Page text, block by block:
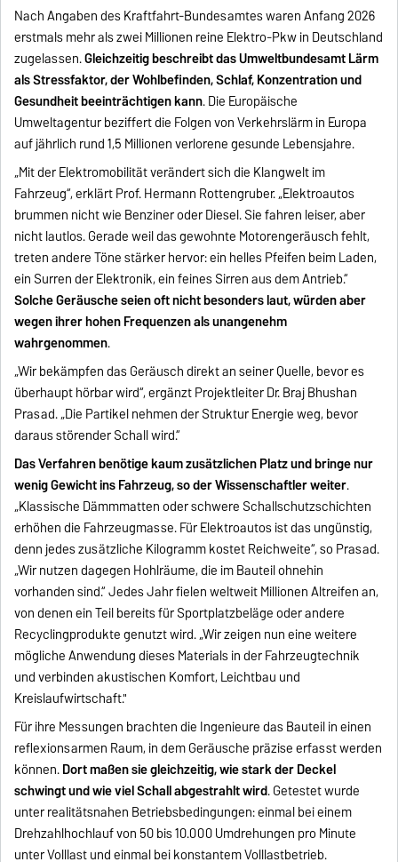
Nach Angaben des Kraftfahrt-Bundesamtes waren Anfang 2026
erstmals mehr als zwei Millionen reine Elektro-Pkw in Deutschland
zugelassen.Gleichzeitig beschreibt das Umweltbundesamt Lärm
als Stressfaktor, der Wohlbefinden, Schlaf, Konzentration und
Gesundheit beeinträchtigen kann. Die Europäische
Umweltagentur beziffert die Folgen von Verkehrslärm in Europa
auf jährlich rund 1,5 Millionen verlorene gesunde Lebensjahre.
„Mit der Elektromobilität verändert sich die Klangwelt im
Fahrzeug“, erklärt Prof. Hermann Rottengruber. „Elektroautos
brummen nicht wie Benziner oder Diesel. Sie fahren leiser, aber
nicht lautlos. Gerade weil das gewohnte Motorengeräusch fehlt,
treten andere Töne stärker hervor: ein helles Pfeifen beim Laden,
ein Surren der Elektronik, ein feines Sirren aus dem Antrieb.“
Solche Geräusche seien oft nicht besonders laut, würden aber
wegen ihrer hohen Frequenzen als unangenehm
wahrgenommen.
„Wir bekämpfen das Geräusch direkt an seiner Quelle, bevor es
überhaupt hörbar wird“, ergänzt Projektleiter Dr. Braj Bhushan
Prasad. „Die Partikel nehmen der Struktur Energie weg, bevor
daraus störender Schall wird.“
Das Verfahren benötige kaum zusätzlichen Platz und bringe nur
wenig Gewicht ins Fahrzeug, so der Wissenschaftler weiter.
„Klassische Dämmmatten oder schwere Schallschutzschichten
erhöhen die Fahrzeugmasse. Für Elektroautos ist das ungünstig,
denn jedes zusätzliche Kilogramm kostet Reichweite“, so Prasad.
„Wir nutzen dagegen Hohlräume, die im Bauteil ohnehin
vorhanden sind.“ Jedes Jahr fielen weltweit Millionen Altreifen an,
von denen ein Teil bereits für Sportplatzbeläge oder andere
Recyclingprodukte genutzt wird. „Wir zeigen nun eine weitere
mögliche Anwendung dieses Materials in der Fahrzeugtechnik
und verbinden akustischen Komfort, Leichtbau und
Kreislaufwirtschaft."
Für ihre Messungen brachten die Ingenieure das Bauteil in einen
reflexionsarmen Raum, in dem Geräusche präzise erfasst werden
können.Dort maßen sie gleichzeitig, wie stark der Deckel
schwingt und wie viel Schall abgestrahlt wird. Getestet wurde
unter realitätsnahen Betriebsbedingungen: einmal bei einem
Drehzahlhochlauf von 50 bis 10.000 Umdrehungen pro Minute
unter Volllast und einmal bei konstantem Volllastbetrieb.